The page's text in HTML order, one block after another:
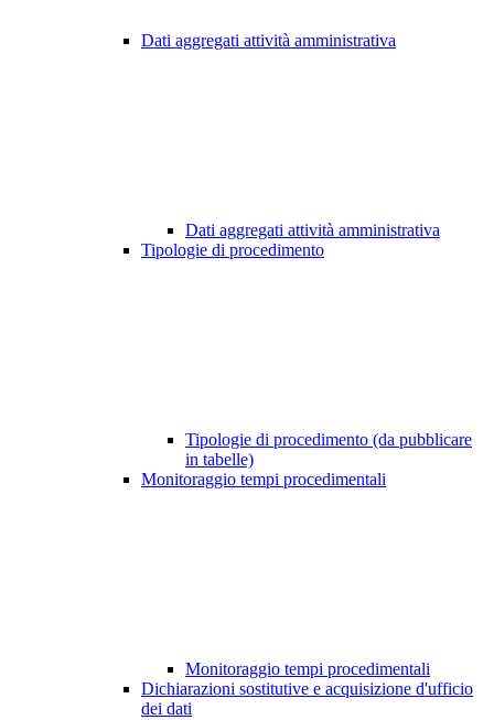
Dati aggregati attività amministrativa
Dati aggregati attività amministrativa
Tipologie di procedimento
Tipologie di procedimento (da pubblicare
in tabelle)
Monitoraggio tempi procedimentali
Monitoraggio tempi procedimentali
Dichiarazioni sostitutive e acquisizione d'ufficio
dei dati